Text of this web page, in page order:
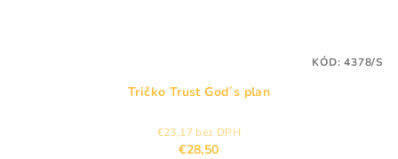
Tričko Trust God´s plan
€23,17 bez DPH
€28,50
KÓD:4378/S